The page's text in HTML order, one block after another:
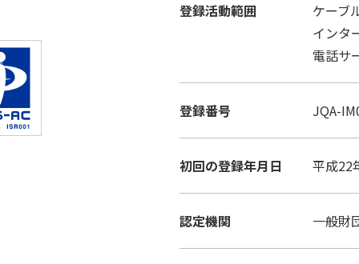
登録活動範囲
ケーブ
インタ
電話サ
登録番号 JQA-
初回の登録年月日 平成22
認定機関 一般財